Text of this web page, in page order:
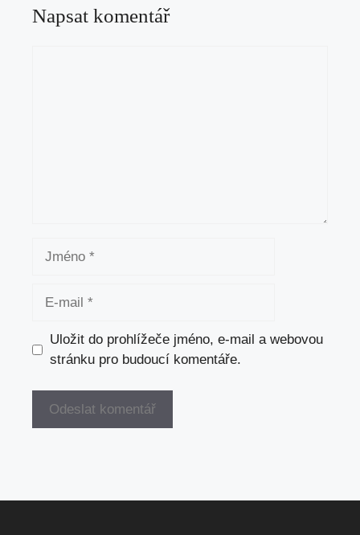
Napsat komentář
Jméno
Uložit do prohlížeče jméno, e-mail a webovou
stránku pro budoucí komentáře.